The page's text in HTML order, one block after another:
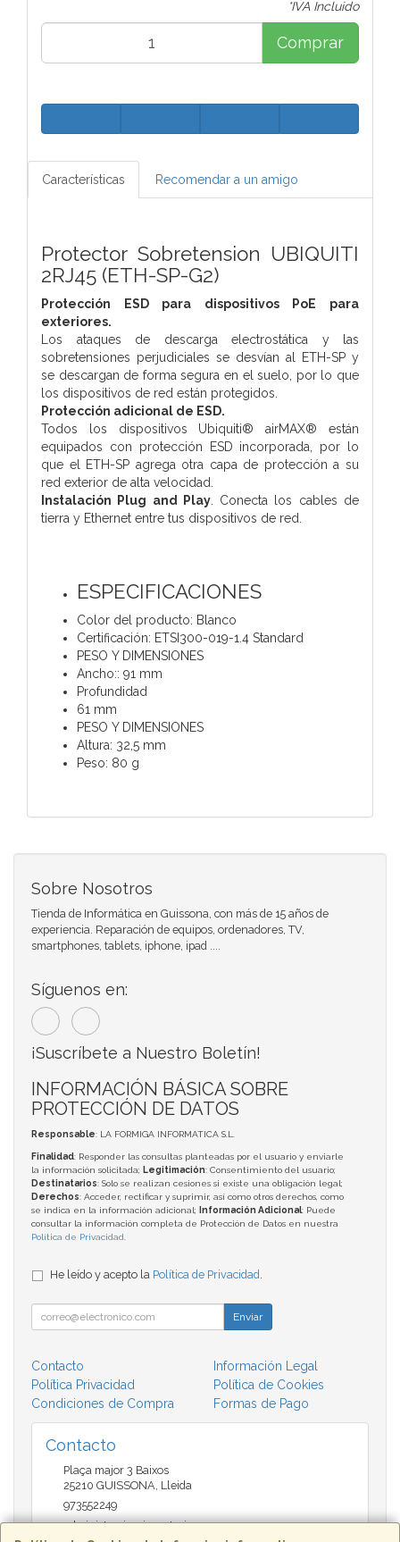
*IVA Incluido
Comprar
Características Recomendar a un amigo
Protector Sobretension UBIQUITI
2RJ45 (ETH-SP-G2)
Protección ESD para dispositivos PoE para
exteriores.
Los ataques de descarga electrostática y las
sobretensiones perjudiciales se desvían al ETH-SP y
se descargan de forma segura en el suelo, por lo que
los dispositivos de red están protegidos.
Protección adicional de ESD.
Todos los dispositivos Ubiquiti® airMAX® están
equipados con protección ESD incorporada, por lo
que el ETH-SP agrega otra capa de protección a su
red exterior de alta velocidad.
Instalación Plug and Play. Conecta los cables de
tierra y Ethernet entre tus dispositivos de red.
ESPECIFICACIONES
Color del producto: Blanco
Certificación: ETSI300-019-1.4 Standard
PESO Y DIMENSIONES
Ancho:: 91 mm
Profundidad
61 mm
PESO Y DIMENSIONES
Altura: 32,5 mm
Peso: 80 g
Sobre Nosotros
Tienda de Informática en Guissona, con más de 15 años de
experiencia. Reparación de equipos, ordenadores, TV,
smartphones, tablets, iphone, ipad ....
Síguenos en:
¡Suscríbete a Nuestro Boletín!
INFORMACIÓN BÁSICA SOBRE
PROTECCIÓN DE DATOS
Responsable: LA FORMIGA INFORMATICA S.L.
Finalidad: Responder las consultas planteadas por el usuario y enviarle
la información solicitada; Legitimación: Consentimiento del usuario;
Destinatarios: Solo se realizan cesiones si existe una obligación legal;
Derechos: Acceder, rectificar y suprimir, así como otros derechos, como
se indica en la información adicional;
Información Adicional: Puede
consultar la información completa de Protección de Datos en nuestra
Política de Privacidad
He leído y acepto la Política de Privacidad
Enviar
Contacto
Información Legal
Política Privacidad
Política de Cookies
Condiciones de Compra
Formas de Pago
Contacto
Plaça major 3 Baixos
25210 GUISSONA Lleida
973552249
administracio@insectari.com